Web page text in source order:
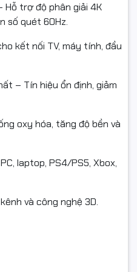
Hỗ trợ độ phân giải 4K
số quét 60Hz.
kết nối TV, máy tính, đầu
– Tín hiệu ổn định, giảm
oxy hóa, tăng độ bền và
laptop, PS4/PS5, Xbox,
và công nghệ 3D.